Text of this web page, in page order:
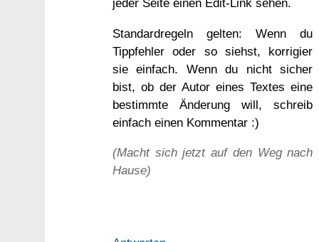
jeder Seite einen Edit-Link sehen.
Standardregeln gelten: Wenn du
Tippfehler oder so siehst, korrigier
sie einfach. Wenn du nicht sicher
bist, ob der Autor eines Textes eine
bestimmte Änderung will, schreib
einfach einen Kommentar :)
(Macht sich jetzt auf den Weg nach
Hause)